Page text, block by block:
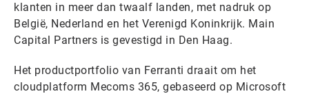
klanten in meer dan twaalf landen, met nadruk op
België, Nederland en het Verenigd Koninkrijk. Main
Capital Partners is gevestigd in Den Haag.
Het productportfolio van Ferranti draait om het
cloudplatform Mecoms 365, gebaseerd op Microsoft